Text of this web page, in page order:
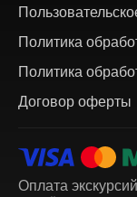
Политика
Политика
Договор оферты
Оплата